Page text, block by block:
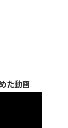
た動画